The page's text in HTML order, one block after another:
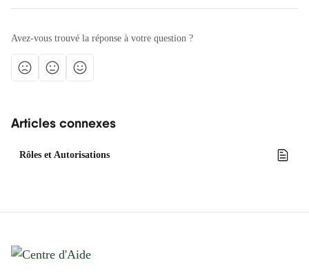
Avez-vous trouvé la réponse à votre question ?
Articles connexes
Rôles et Autorisations